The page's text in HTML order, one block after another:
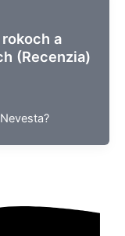
a
(Recenzia)